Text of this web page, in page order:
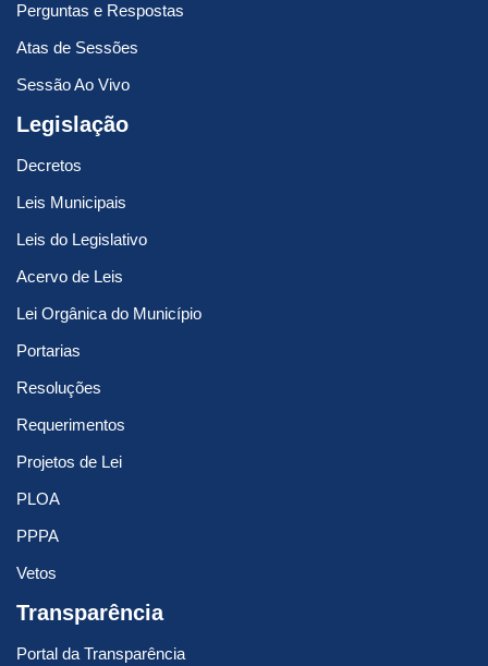
Perguntas e Respostas
Atas de Sessões
Sessão Ao Vivo
Legislação
Decretos
Leis Municipais
Leis do Legislativo
Acervo de Leis
Lei Orgânica do Município
Portarias
Resoluções
Requerimentos
Projetos de Lei
PLOA
PPPA
Vetos
Transparência
Portal da Transparência